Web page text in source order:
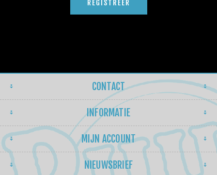
CONTACT
INFORMATIE
MIJN ACCOUNT
NIEUWSBRIEF